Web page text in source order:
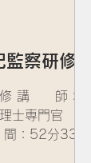
察研修
修 講 師：高
理士専門官
52分33秒